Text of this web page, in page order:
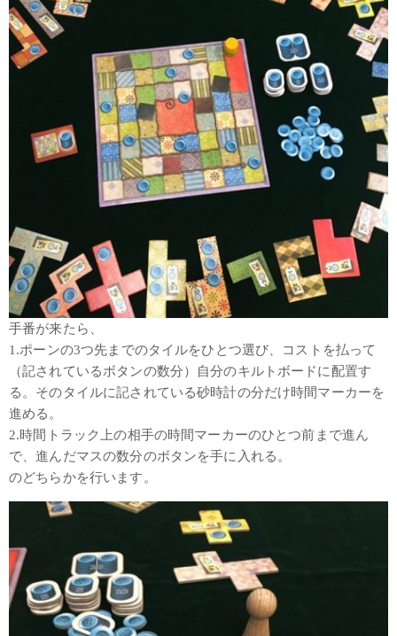
手番が来たら、
1.ポーンの3つ先までのタイルをひとつ選び、コストを払って
（記されているボタンの数分）自分のキルトボードに配置す
る。そのタイルに記されている砂時計の分だけ時間マーカーを
進める。
2.時間トラック上の相手の時間マーカーのひとつ前まで進ん
で、進んだマスの数分のボタンを手に入れる。
のどちらかを行います。